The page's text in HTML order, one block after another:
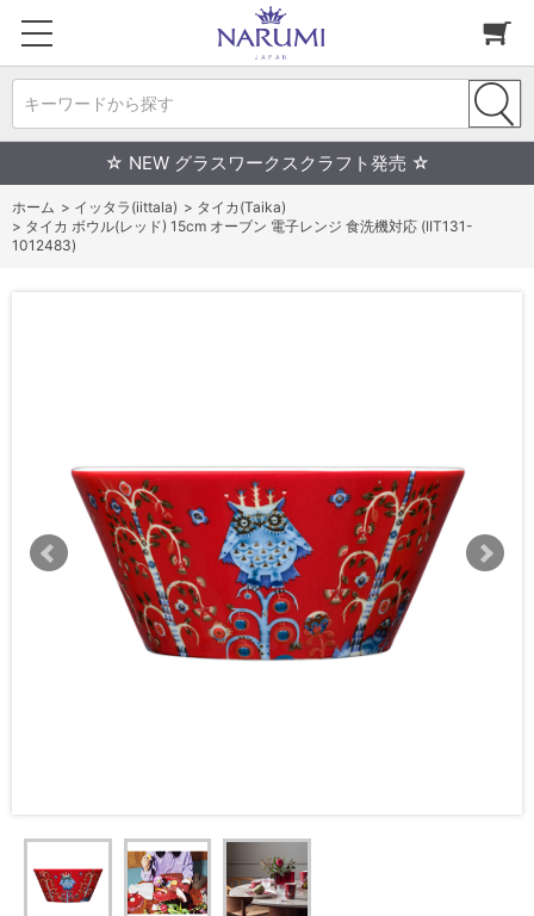
キーワードから探す
☆ NEW グラスワークスクラフト発売 ☆
ホーム > イッタラ(iittala) > タイカ(Taika)
> タイカ ボウル(レッド) 15cm オーブン 電子レンジ 食洗機対応 (IIT131-
1012483)